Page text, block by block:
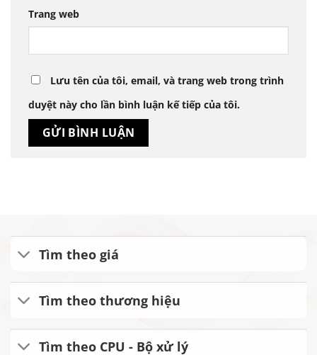
Trang web
Lưu tên của tôi, email, và trang web trong trình
duyệt này cho lần bình luận kế tiếp của tôi.
Tìm theo giá
Tìm theo thương hiệu
Tìm theo CPU - Bộ xử lý